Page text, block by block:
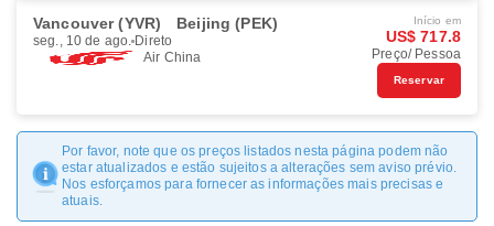
Vancouver (YVR) Beijing (PEK)
seg., 10 de ago. Direto
Air China
Início em
US$ 717.8
Preço/ Pessoa
Reservar
Por favor, note que os preços listados nesta página podem não
estar atualizados e estão sujeitos a alterações sem aviso prévio.
Nos esforçamos para fornecer as informações mais precisas e
atuais.